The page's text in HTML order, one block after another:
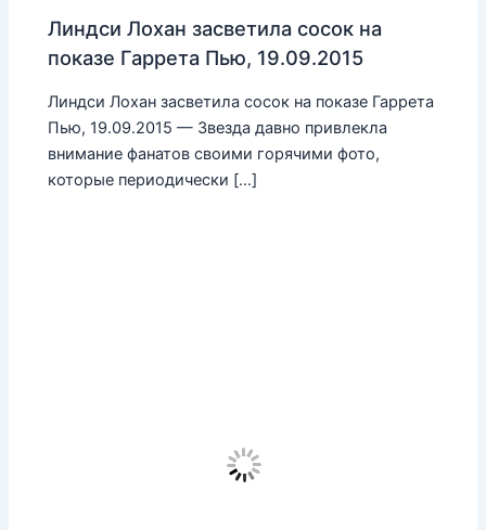
Линдси Лохан засветила сосок на
показе Гаррета Пью, 19.09.2015
Линдси Лохан засветила сосок на показе Гаррета
Пью, 19.09.2015 — Звезда давно привлекла
внимание фанатов своими горячими фото,
которые периодически […]